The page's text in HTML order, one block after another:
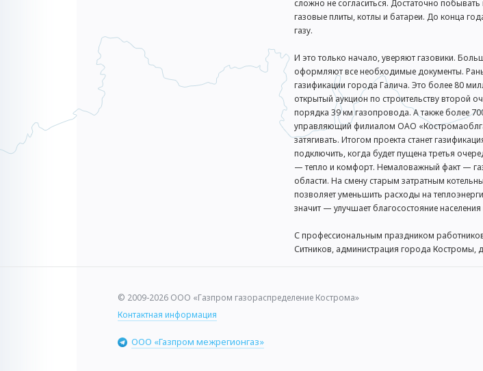
сложно не согласиться. Достаточно
газовые плиты, котлы и батареи. До конца
газу.
И это только начало, уверяют газовики.
оформляют все необходимые документы.
газификации города Галича. Это более 80
открытый аукцион по строительству второй
порядка 39 км газопровода. А также более
управляющий филиалом ОАО
затягивать. Итогом проекта станет
подключить, когда будет пущена третья
— тепло и комфорт. Немаловажный факт —
области. На смену старым затратным
позволяет уменьшить расходы на
значит — улучшает благосостояние
С профессиональным праздником
Ситников, администрация города Костромы,
© 2009-2026 ООО «Газпром газораспределение Кострома»
Контактная информация
ООО «Газпром межрегионгаз»